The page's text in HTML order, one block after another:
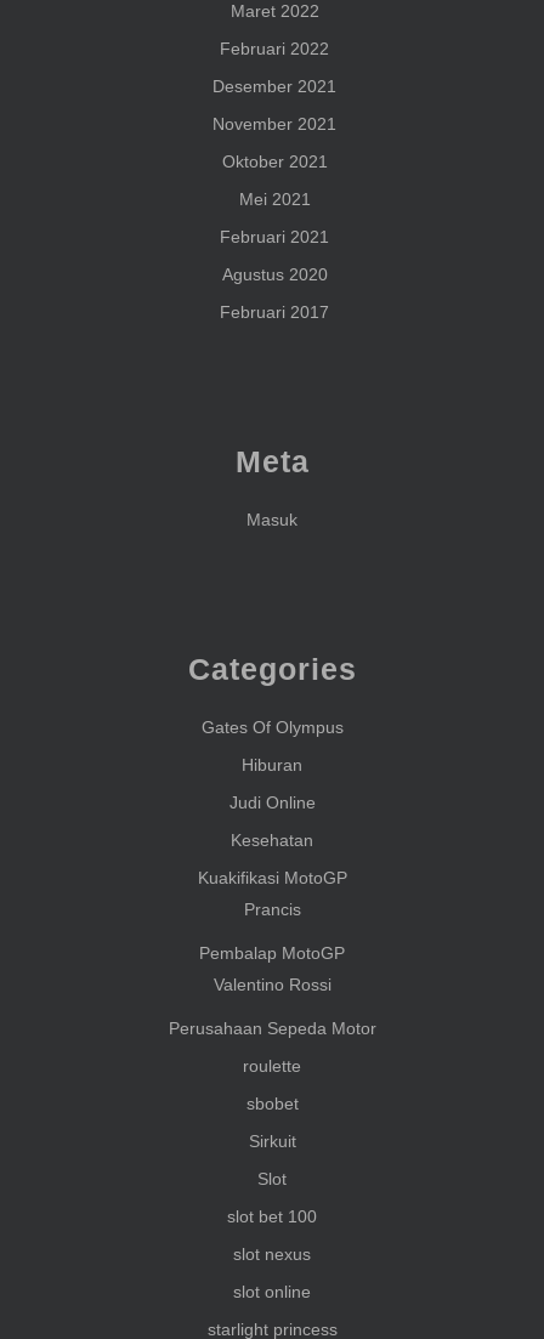
Maret 2022
Februari 2022
Desember 2021
November 2021
Oktober 2021
Mei 2021
Februari 2021
Agustus 2020
Februari 2017
Meta
Masuk
Categories
Gates Of Olympus
Hiburan
Judi Online
Kesehatan
Kuakifikasi MotoGP
Prancis
Pembalap MotoGP
Valentino Rossi
Perusahaan Sepeda Motor
roulette
sbobet
Sirkuit
Slot
slot bet 100
slot nexus
slot online
starlight princess